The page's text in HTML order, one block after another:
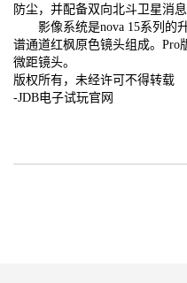
防尘，并配备双向北斗卫星消
影像系统是nova 15系列的升
谱通道红枫原色镜头组成。Pro
微距镜头。
版权所有，未经许可不得转载
-JDB电子试玩官网